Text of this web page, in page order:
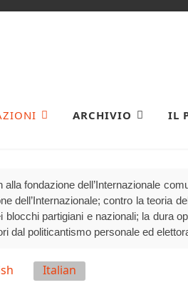
ARCHIVIO IL
alla fondazione dell’Internazionale
dell’Internazionale; contro la teoria
partigiani e nazionali; la dura
dal politicantismo personale ed
Italian